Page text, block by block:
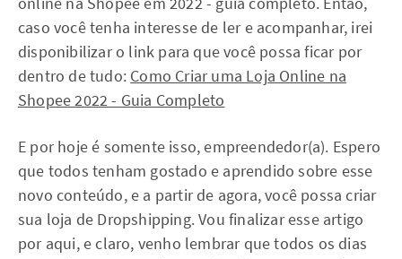
caso você tenha interesse de ler e acompanhar, irei
disponibilizar o link para que você possa ficar por
dentro de tudo: Como Criar uma Loja Online na
Shopee 2022 - Guia Completo
E por hoje é somente isso, empreendedor(a). Espero
que todos tenham gostado e aprendido sobre esse
novo conteúdo, e a partir de agora, você possa criar
sua loja de Dropshipping. Vou finalizar esse artigo
por aqui, e claro, venho lembrar que todos os dias